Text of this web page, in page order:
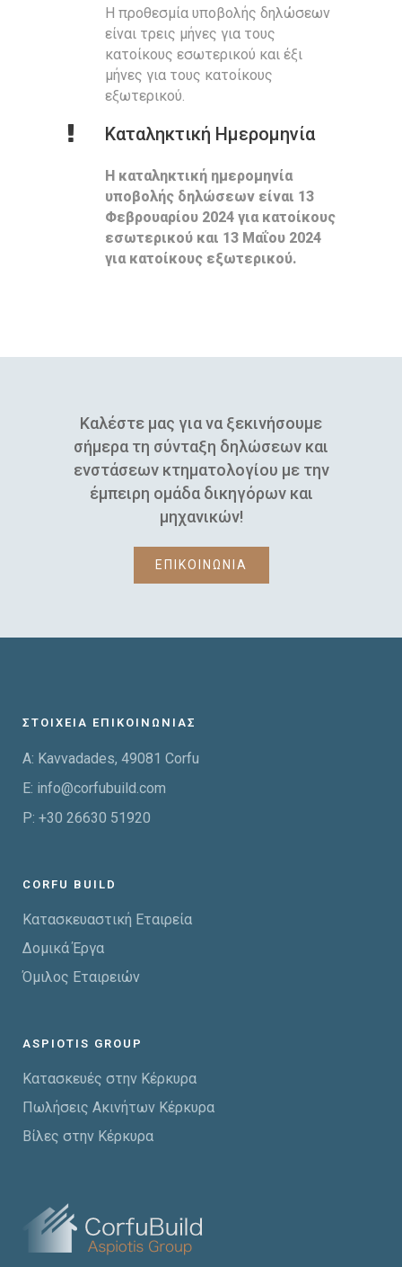
Η προθεσμία υποβολής δηλώσεων
είναι τρεις μήνες για τους
κατοίκους εσωτερικού και έξι
μήνες για τους κατοίκους
εξωτερικού.
Καταληκτική Ημερομηνία
Η καταληκτική ημερομηνία
υποβολής δηλώσεων είναι 13
Φεβρουαρίου 2024 για κατοίκους
εσωτερικού και 13 Μαΐου 2024
για κατοίκους εξωτερικού.
Καλέστε μας για να ξεκινήσουμε
σήμερα τη σύνταξη δηλώσεων και
ενστάσεων κτηματολογίου με την
έμπειρη ομάδα δικηγόρων και
μηχανικών!
ΕΠΙΚΟΙΝΩΝΙΑ
ΣΤΟΙΧΕΙΑ ΕΠΙΚΟΙΝΩΝΙΑΣ
A: Kavvadades, 49081 Corfu
E: info@corfubuild.com
P: +30 26630 51920
CORFU BUILD
Κατασκευαστική Εταιρεία
Δομικά Έργα
Όμιλος Εταιρειών
ASPIOTIS GROUP
Κατασκευές στην Κέρκυρα
Πωλήσεις Ακινήτων Κέρκυρα
Βίλες στην Κέρκυρα